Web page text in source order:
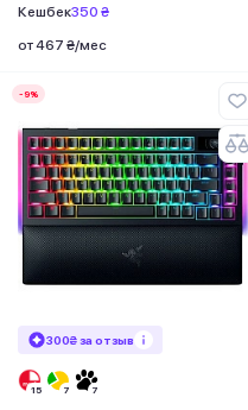
Кешбек350 ₴
от 467 ₴/мес
-9%
300₴ за отзыв